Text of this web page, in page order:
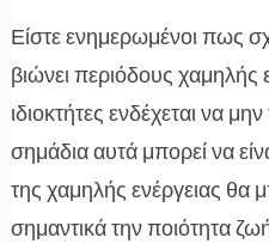
Είστε ενημερωμένοι πως
βιώνει περιόδους χαμηλής
ιδιοκτήτες ενδέχεται να
σημάδια αυτά μπορεί να
της χαμηλής ενέργειας θα
σημαντικά την ποιότητα